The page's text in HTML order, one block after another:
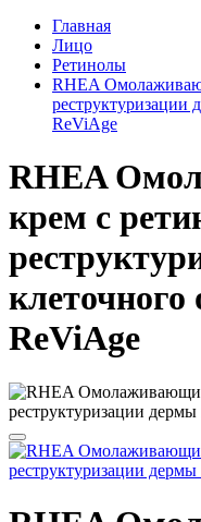
Главная
Лицо
Ретинолы
RHEA
реструктуризации
ReViAge
RHEA
крем с
ReViAge